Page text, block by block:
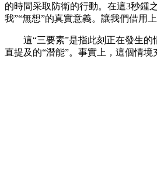
的時間采取防衛的行動。在這3秒鍾
我”“無想”的真實意義。讓我們借用
這“三要素”是指此刻正在發生的
直提及的“潛能”。事實上，這個情